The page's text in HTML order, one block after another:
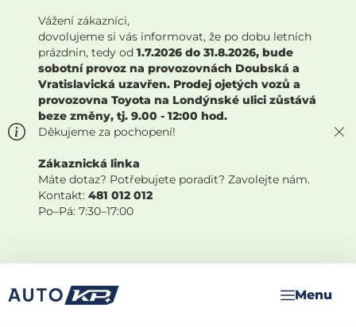
Vážení zákazníci,
dovolujeme si vás informovat, že po dobu letních
prázdnin, tedy od 1.7.2026 do 31.8.2026, bude
sobotní provoz na provozovnách Doubská a
Vratislavická uzavřen. Prodej ojetých vozů a
provozovna Toyota na Londýnské ulici zůstává
beze změny, tj. 9.00 - 12:00 hod.
Děkujeme za pochopení!
Zákaznická linka
Máte dotaz? Potřebujete poradit? Zavolejte nám.
Kontakt: 481 012 012
Po–Pá: 7:30–17:00